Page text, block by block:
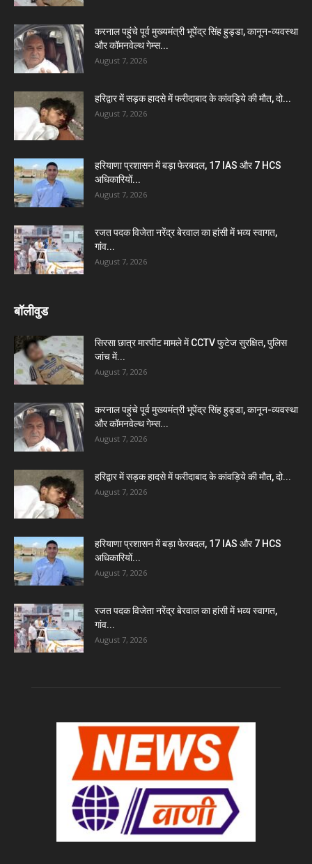
करनाल पहुंचे पूर्व मुख्यमंत्री भूपेंद्र सिंह हुड्डा, कानून-व्यवस्था
और कॉमनवेल्थ गेम्स...
August 7, 2026
हरिद्वार में सड़क हादसे में फरीदाबाद के कांवड़िये की मौत, दो...
August 7, 2026
हरियाणा प्रशासन में बड़ा फेरबदल, 17 IAS और 7 HCS
अधिकारियों...
August 7, 2026
रजत पदक विजेता नरेंद्र बेरवाल का हांसी में भव्य स्वागत,
गांव...
August 7, 2026
बॉलीवुड
सिरसा छात्र मारपीट मामले में CCTV फुटेज सुरक्षित, पुलिस
जांच में...
August 7, 2026
करनाल पहुंचे पूर्व मुख्यमंत्री भूपेंद्र सिंह हुड्डा, कानून-व्यवस्था
और कॉमनवेल्थ गेम्स...
August 7, 2026
हरिद्वार में सड़क हादसे में फरीदाबाद के कांवड़िये की मौत, दो...
August 7, 2026
हरियाणा प्रशासन में बड़ा फेरबदल, 17 IAS और 7 HCS
अधिकारियों...
August 7, 2026
रजत पदक विजेता नरेंद्र बेरवाल का हांसी में भव्य स्वागत,
गांव...
August 7, 2026